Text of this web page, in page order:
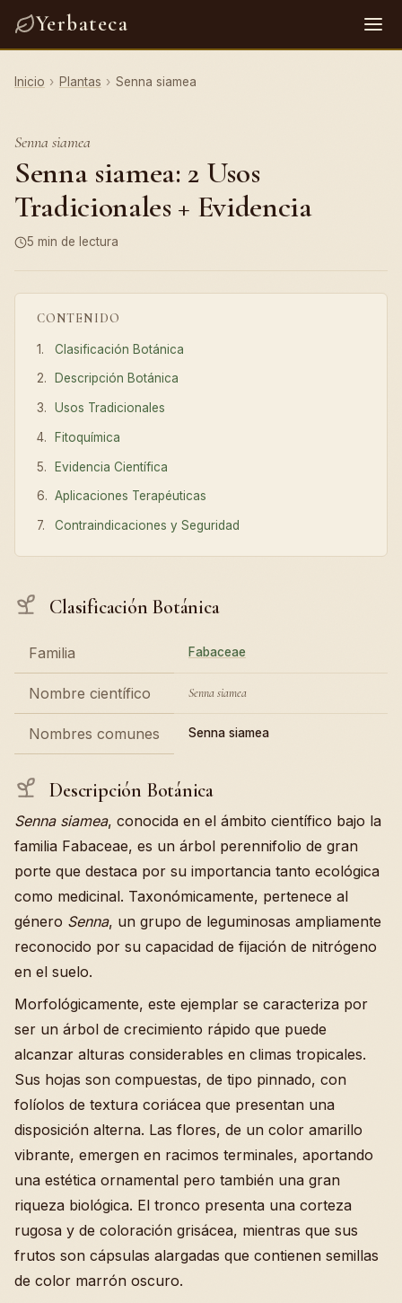
Yerbateca
Inicio › Plantas › Senna siamea
Senna siamea
Senna siamea: 2 Usos
Tradicionales + Evidencia
5 min de lectura
CONTENIDO
Clasificación Botánica
Descripción Botánica
Usos Tradicionales
Fitoquímica
Evidencia Científica
Aplicaciones Terapéuticas
Contraindicaciones y Seguridad
Clasificación Botánica
Familia Fabaceae
Nombre científico Senna siamea
Nombres comunes Senna siamea
Descripción Botánica
Senna siamea, conocida en el ámbito científico bajo la
familia Fabaceae, es un árbol perennifolio de gran
porte que destaca por su importancia tanto ecológica
como medicinal. Taxonómicamente, pertenece al
género Senna, un grupo de leguminosas ampliamente
reconocido por su capacidad de fijación de nitrógeno
en el suelo.
Morfológicamente, este ejemplar se caracteriza por
ser un árbol de crecimiento rápido que puede
alcanzar alturas considerables en climas tropicales.
Sus hojas son compuestas, de tipo pinnado, con
folíolos de textura coriácea que presentan una
disposición alterna. Las flores, de un color amarillo
vibrante, emergen en racimos terminales, aportando
una estética ornamental pero también una gran
riqueza biológica. El tronco presenta una corteza
rugosa y de coloración grisácea, mientras que sus
frutos son cápsulas alargadas que contienen semillas
de color marrón oscuro.